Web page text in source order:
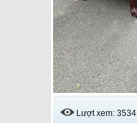
Lượt xem: 3534